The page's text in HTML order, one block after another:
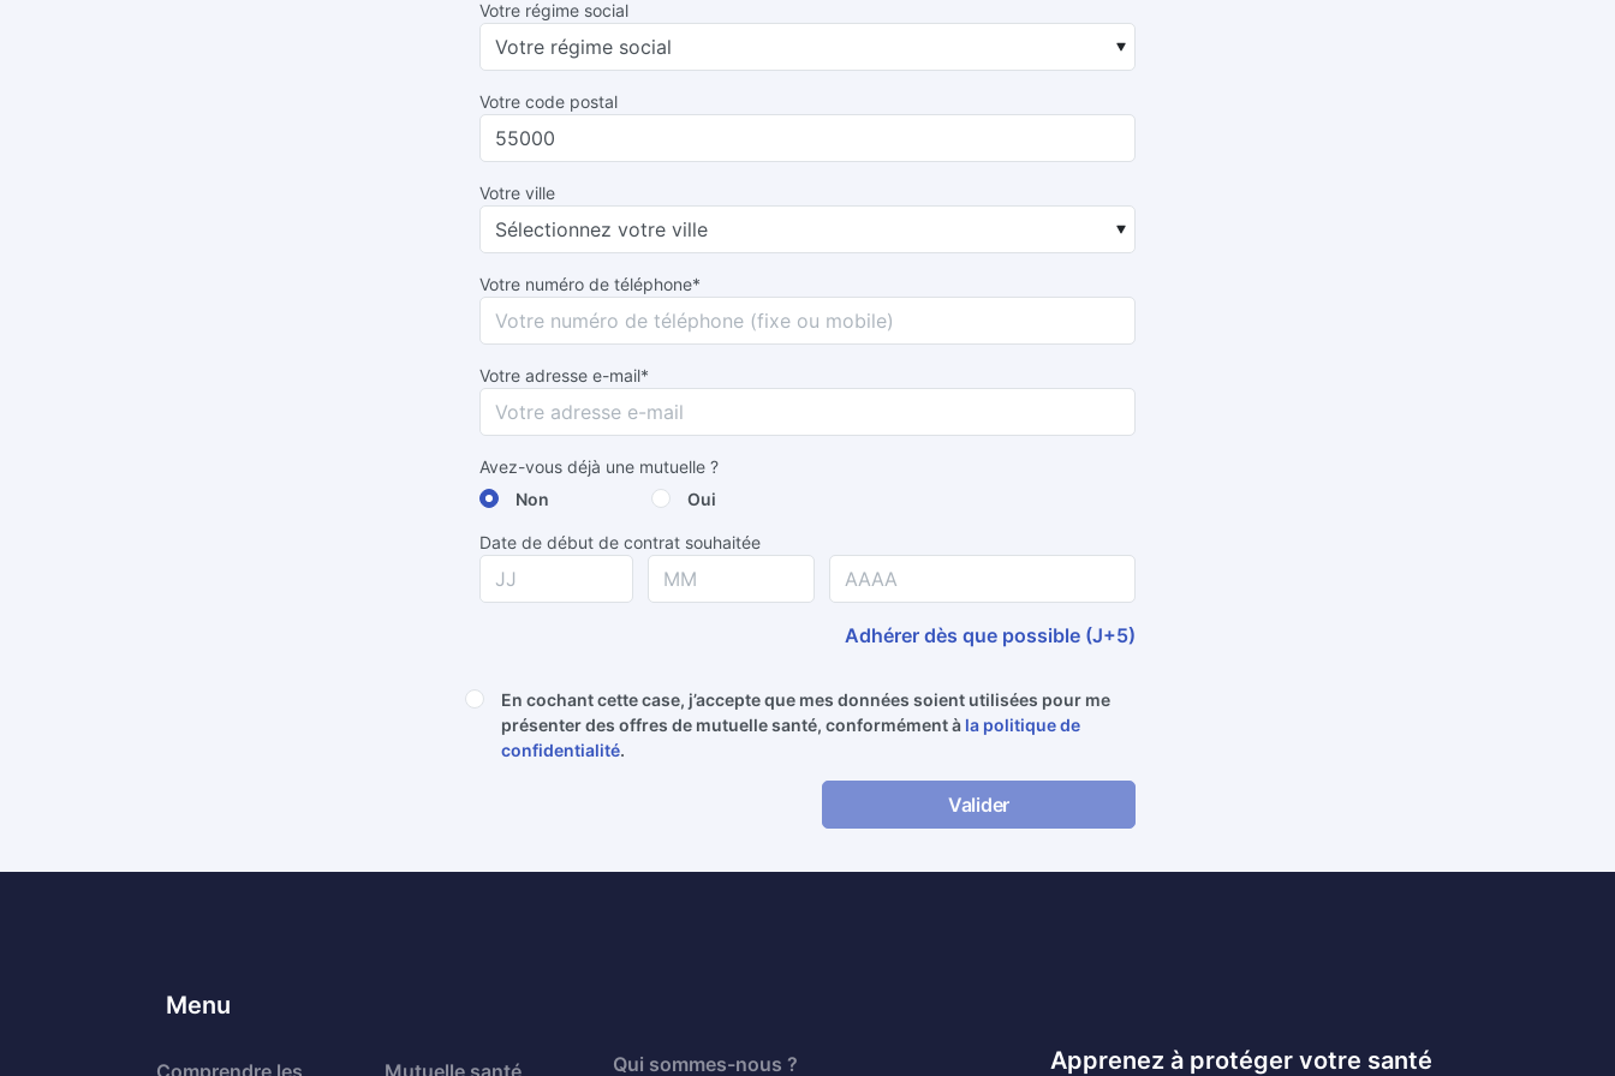
Votre régime social
Votre code postal
Votre ville
Votre numéro de téléphone*
Votre adresse e-mail*
Avez-vous déjà une mutuelle ?
Non
Oui
Date de début de contrat souhaitée
Adhérer dès que possible (J+5)
En cochant cette case, j’accepte que mes données soient utilisées pour me
présenter des offres de mutuelle santé, conformément à la politique de
confidentialité.
Valider
Menu
Comprendre les Mutuelle santé Qui sommes-nous ? Apprenez à protéger votre santé